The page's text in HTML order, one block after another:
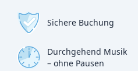
Sichere Buchung
Durchgehend Musik
– ohne Pausen